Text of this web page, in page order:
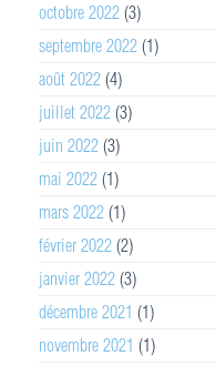
octobre 2022 (3)
septembre 2022 (1)
août 2022 (4)
juillet 2022 (3)
juin 2022 (3)
mai 2022 (1)
mars 2022 (1)
février 2022 (2)
janvier 2022 (3)
décembre 2021 (1)
novembre 2021 (1)